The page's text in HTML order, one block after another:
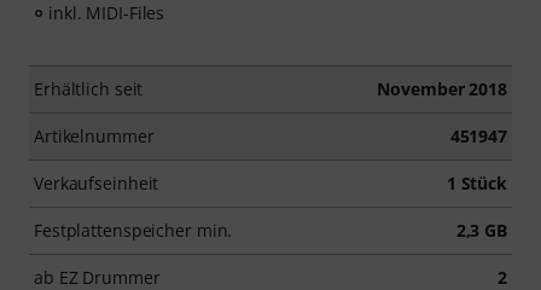
inkl. MIDI-Files
Erhältlich seit November 2018
Artikelnummer 451947
Verkaufseinheit 1 Stück
Festplattenspeicher min. 2,3 GB
ab EZ Drummer 2